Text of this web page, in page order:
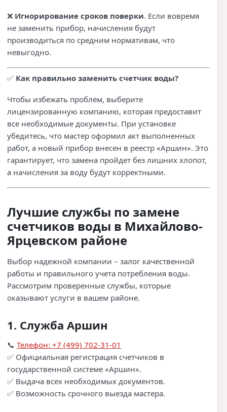
❌ Игнорирование сроков поверки. Если вовремя
не заменить прибор, начисления будут
производиться по средним нормативам, что
невыгодно.
✅ Как правильно заменить счетчик воды?
Чтобы избежать проблем, выберите
лицензированную компанию, которая предоставит
все необходимые документы. При установке
убедитесь, что мастер оформил акт выполненных
работ, а новый прибор внесен в реестр «Аршин». Это
гарантирует, что замена пройдет без лишних хлопот,
а начисления за воду будут корректными.
Лучшие службы по замене
счетчиков воды в Михайлово-
Ярцевском районе
Выбор надежной компании – залог качественной
работы и правильного учета потребления воды.
Рассмотрим проверенные службы, которые
оказывают услуги в вашем районе.
1. Служба Аршин
📞 Телефон: +7 (499) 702-31-01
✅ Официальная регистрация счетчиков в
государственной системе «Аршин».
✅ Выдача всех необходимых документов.
✅ Возможность срочного выезда мастера.